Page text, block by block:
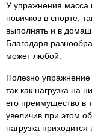
У упражнения масса
новичков в спорте,
выполнять и в
Благодаря
может любой.
Полезно упражнение
так как нагрузка на
его преимущество в
увеличив при этом
нагрузка